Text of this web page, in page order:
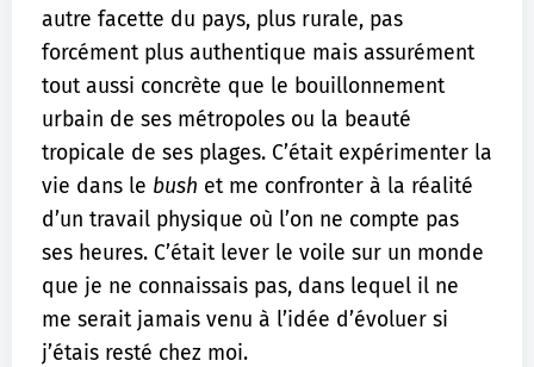
autre facette du pays, plus rurale, pas
forcément plus authentique mais assurément
tout aussi concrète que le bouillonnement
urbain de ses métropoles ou la beauté
tropicale de ses plages. C’était expérimenter la
vie dans le bush et me confronter à la réalité
d’un travail physique où l’on ne compte pas
ses heures. C’était lever le voile sur un monde
que je ne connaissais pas, dans lequel il ne
me serait jamais venu à l’idée d’évoluer si
j’étais resté chez moi.